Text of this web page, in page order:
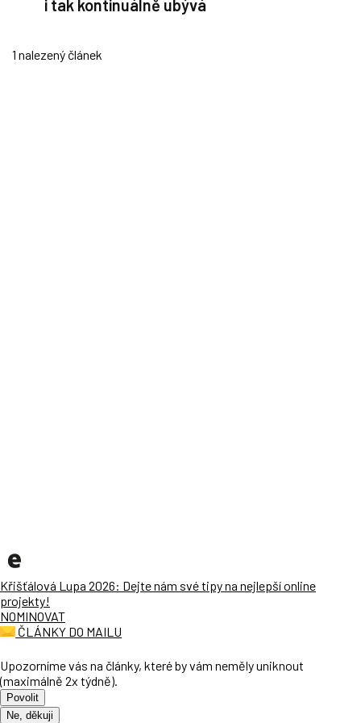
i tak kontinuálně ubývá
1 nalezený článek
Křišťálová Lupa 2026: Dejte nám své tipy na nejlepší online
projekty!
NOMINOVAT
ČLÁNKY DO MAILU
Upozorníme vás na články, které by vám neměly uniknout
(maximálně 2x týdně).
Povolit
Ne, děkuji